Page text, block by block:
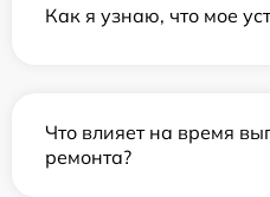
Как я узнаю, что мое
Что влияет на время
ремонта?